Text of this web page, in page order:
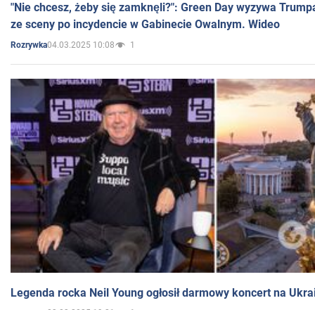
"Nie chcesz, żeby się zamknęli?": Green Day wyzywa
ze sceny po incydencie w Gabinecie Owalnym. Wideo
Rozrywka04.03.2025 10:08 1
Legenda rocka Neil Young ogłosił darmowy koncert na